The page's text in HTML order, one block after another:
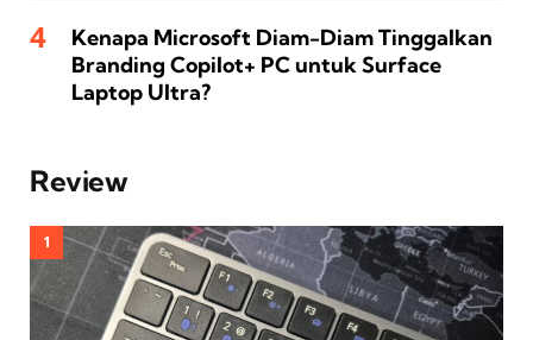
Kenapa Microsoft Diam-Diam Tinggalkan
Branding Copilot+ PC untuk Surface
Laptop Ultra?
Review